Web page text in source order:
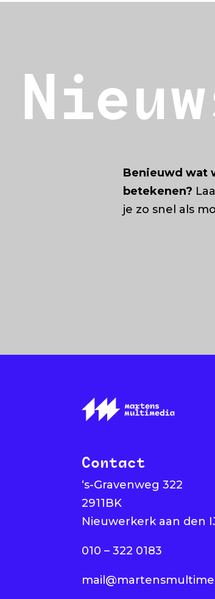
Benieuwd wat
betekenen?
je zo snel als
Contact
‘s-Gravenweg 322
2911BK
Nieuwerkerk aan den
010 – 322 0183